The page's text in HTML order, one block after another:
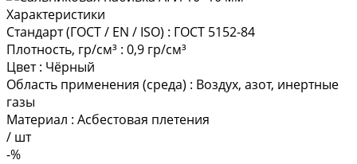
Характеристики
Стандарт (ГОСТ / EN / ISO) : ГОСТ 5152-84
Плотность, гр/см³ : 0,9 гр/см³
Цвет : Чёрный
Область применения (среда) : Воздух, азот, инертные
газы
Материал : Асбестовая плетения
/ шт
-%